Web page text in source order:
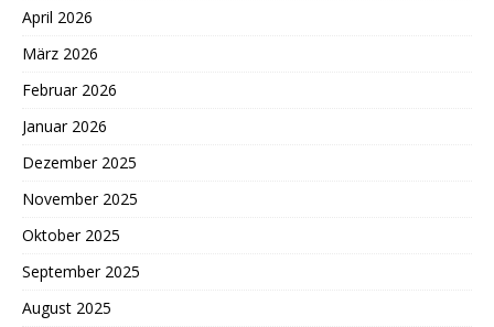
April 2026
März 2026
Februar 2026
Januar 2026
Dezember 2025
November 2025
Oktober 2025
September 2025
August 2025